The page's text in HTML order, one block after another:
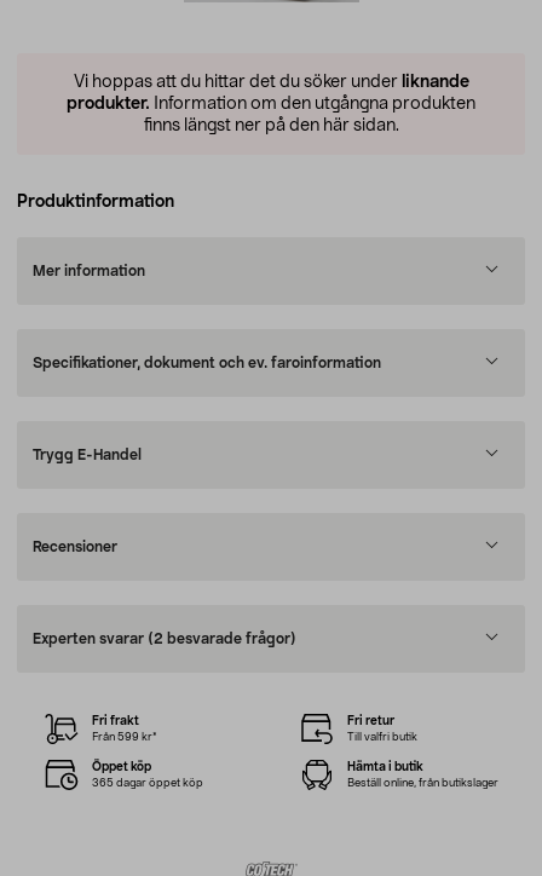
Vi hoppas att du hittar det du söker under liknande
produkter. Information om den utgångna produkten
finns längst ner på den här sidan.
Produktinformation
Mer information
Specifikationer, dokument och ev. faroinformation
Trygg E-Handel
Recensioner
Experten svarar (2 besvarade frågor)
Fri frakt
Från 599 kr*
Fri retur
Till valfri butik
Öppet köp
365 dagar öppet köp
Hämta i butik
Beställ online, från butikslager